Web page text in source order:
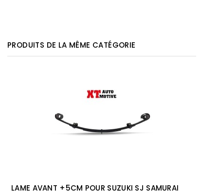
PRODUITS DE LA MÊME CATÉGORIE
LAME AVANT +5CM POUR SUZUKI SJ SAMURAI